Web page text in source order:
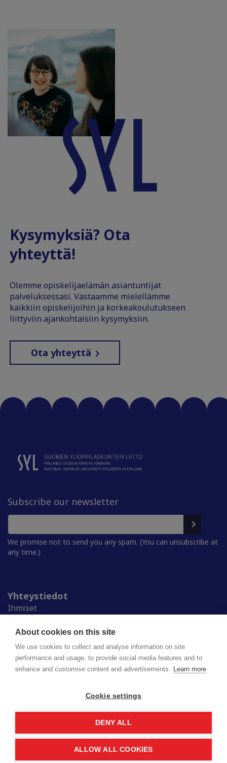
About cookies on this site
We use cookies to collect and analyse information on site
performance and usage, to provide social media features and to
enhance and customise content and advertisements. Learn more
Cookie settings
DENY ALL
ALLOW ALL COOKIES
Kysymyksiä? Ota
yhteyttä!
Olemme opiskelijaelämän asiantuntijat
palveluksessasi. Vastaamme mielellämme
kaikkiin opiskelijoihin ja korkeakoulutukseen
liittyviin ajankohtaisiin kysymyksiin.
Ota yhteyttä
Subscribe our newsletter
We promise not to send you any spam. (You can unsubscribe at
any time.)
Yhteystiedot
Ihmiset
Ylioppilaskunnat
Alumnille
Suomen ylioppilaskuntien liitto (SYL) ry
Privacy policy
Saavutettavuusseloste
© 2026 SYL. Created byValve